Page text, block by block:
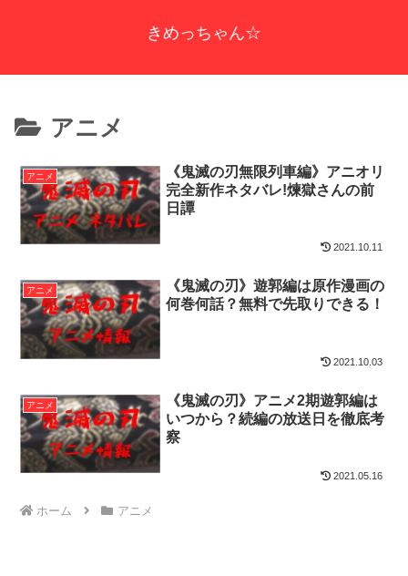
きめっちゃん☆
アニメ
アニメ
《鬼滅の刃無限列車編》アニオリ
完全新作ネタバレ!煉獄さんの前
日譚
2021.10.11
アニメ
《鬼滅の刃》遊郭編は原作漫画の
何巻何話？無料で先取りできる！
2021.10.03
アニメ
《鬼滅の刃》アニメ2期遊郭編は
いつから？続編の放送日を徹底考
察
2021.05.16
ホーム アニメ